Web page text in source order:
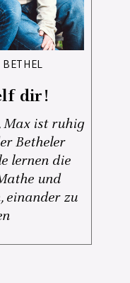
dir!
Max ist ruhig
Betheler
lernen die
und
einander zu